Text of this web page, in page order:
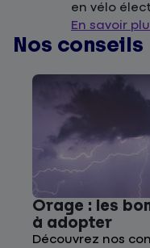
en vélo
En savoir
Nos conseils
Orage : les
à adopter
Découvrez nos